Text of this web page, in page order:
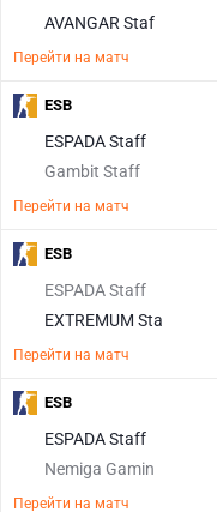
AVANGAR Staf
Перейти на матч
ESPADA Staff
Gambit Staff
Перейти на матч
ESB
ESPADA Staff
EXTREMUM Sta
Перейти на матч
ESB
ESPADA Staff
Nemiga Gamin
Перейти на матч
ESB